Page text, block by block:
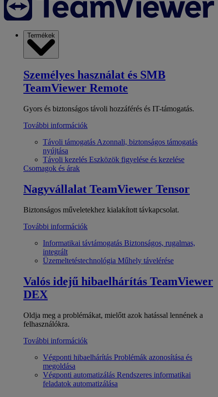
Termékek
Személyes használat és SMB
TeamViewer Remote
Gyors és biztonságos távoli hozzáférés és IT-támogatás.
További információk
Távoli támogatás Azonnali, biztonságos támogatás
nyújtása
Távoli kezelés Eszközök figyelése és kezelése
Csomagok és árak
Nagyvállalat TeamViewer Tensor
Biztonságos műveletekhez kialakított távkapcsolat.
További információk
Informatikai távtámogatás Biztonságos, rugalmas,
integrált
Üzemeltetéstechnológia Műhely távelérése
Valós idejű hibaelhárítás TeamViewer
DEX
Oldja meg a problémákat, mielőtt azok hatással lennének a
felhasználókra.
További információk
Végponti hibaelhárítás Problémák azonosítása és
megoldása
Végponti automatizálás Rendszeres informatikai
feladatok automatizálása